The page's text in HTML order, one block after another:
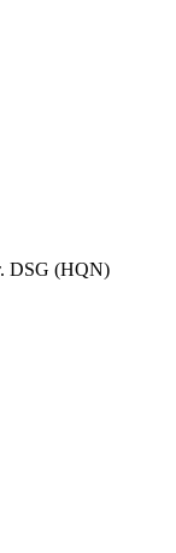
DSG (HQN)